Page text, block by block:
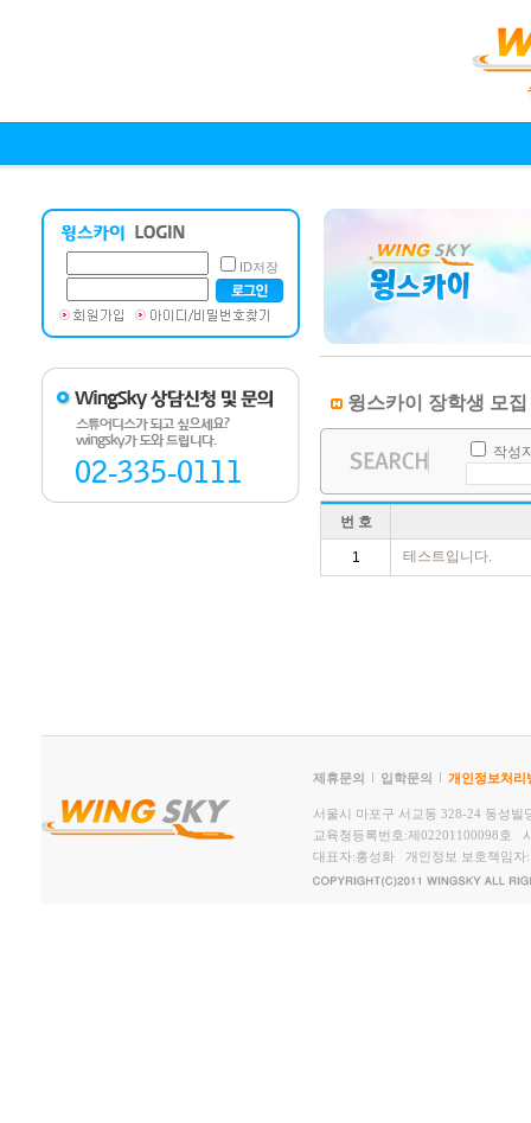
ID저장
윙스카이 장학생 모집
작성
번 호
1 테스트입니다.
제휴문의 입학문의 개인정보처리
서울시 마포구 서교동 328-24 동성
교육청등록번호:제02201100098호
대표자:홍성화 개인정보 보호책임자